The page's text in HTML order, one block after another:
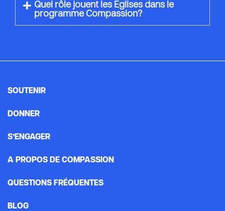
Quel rôle jouent les Eglises dans le
programme Compassion?
SOUTENIR
DONNER
S’ENGAGER
A PROPOS DE COMPASSION
QUESTIONS FRÉQUENTES
BLOG